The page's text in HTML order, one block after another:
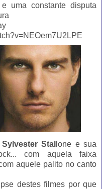
uma constante disputa
Sylvester Stal lone e sua
com aquela faixa
aquele palito no canto
destes filmes por que